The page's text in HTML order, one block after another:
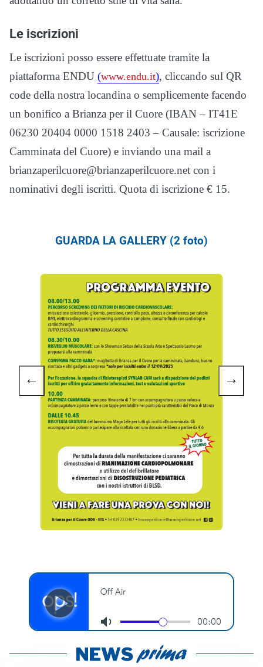
Le iscrizioni
Le iscrizioni posso essere effettuate tramite la
piattaforma ENDU (www.endu.it), cliccando sul QR
code della nostra locandina o semplicemente facendo
un bonifico a Brianza per il Cuore (IBAN – IT41E
06230 20404 0000 1518 2403 – Causale: iscrizione
Camminata del Cuore) e inviando una mail a
brianzaperilcuore@brianzaperilcuore.net con i
nominativi degli iscritti. Quota di iscrizione € 15.
GUARDA LA GALLERY (2 foto)
← →